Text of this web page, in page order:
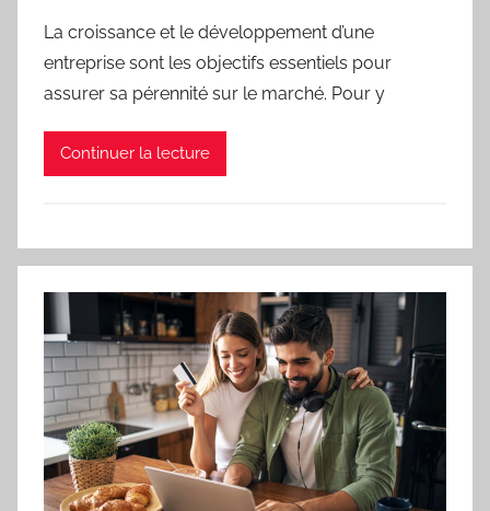
La croissance et le développement d’une
entreprise sont les objectifs essentiels pour
assurer sa pérennité sur le marché. Pour y
Continuer la lecture